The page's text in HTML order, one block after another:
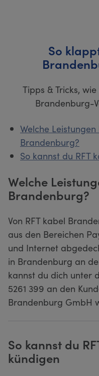
So
Tipps & Tricks,
Brandenburg-
Welche
Brandenburg?
So kannst du RFT
Welche
Brandenburg?
Von RFT kabel
aus den Bereichen
und Internet
in Brandenburg an
kannst du dich unter
5261 399 an den
Brandenburg GmbH
So kannst du
kündigen